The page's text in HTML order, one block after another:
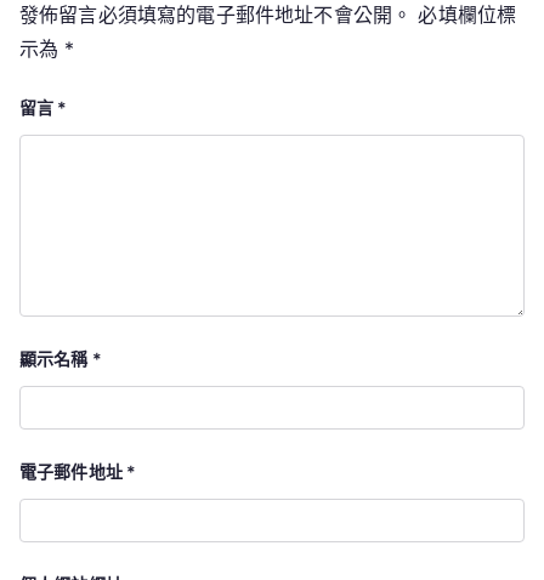
發佈留言必須填寫的電子郵件地址不會公開。 必填欄位標
示為 *
留言 *
顯示名稱 *
電子郵件地址 *